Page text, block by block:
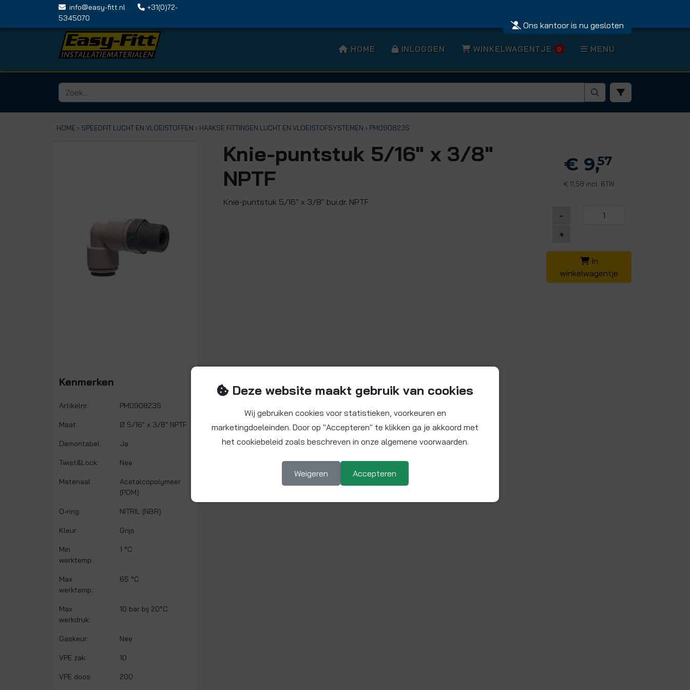
info@easy-fitt.nl
+31(0)72-
5345070
Ons kantoor is nu gesloten
HOME INLOGGEN WINKELWAGENTJE 0 MENU
HOME › SPEEDFIT LUCHT EN VLOEISTOFFEN › HAAKSE FITTINGEN LUCHT EN VLOEISTOFSYSTEMEN › PM090823S
Kenmerken
Artikelnr.: PM090823S
Maat: Ø 5/16" x 3/8" NPTF
Demontabel: Ja
Twist&Lock: Nee
Materiaal:
Acetalcopolymeer
(POM)
O-ring: NITRIL (NBR)
Kleur: Grijs
Min.
werktemp.:
1 °C
Max.
werktemp.:
65 °C
Max.
werkdruk:
10 bar bij 20°C
Gaskeur: Nee
VPE zak: 10
VPE doos: 200
Knie-puntstuk 5/16" x 3/8"
NPTF
Knie-puntstuk 5/16" x 3/8" bui.dr. NPTF
€ 9,57
€ 11,58 incl. BTW
-
+
In
winkelwagentje
Deze website maakt gebruik van cookies
Wij gebruiken cookies voor statistieken, voorkeuren en
marketingdoeleinden. Door op "Accepteren" te klikken ga je akkoord met
het cookiebeleid zoals beschreven in onze algemene voorwaarden.
Weigeren Accepteren